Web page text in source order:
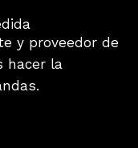
y proveedor de
hacer la